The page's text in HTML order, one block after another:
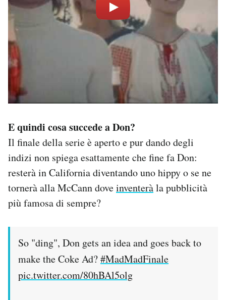
E quindi cosa succede a Don?
Il finale della serie è aperto e pur dando degli
indizi non spiega esattamente che fine fa Don:
resterà in California diventando uno hippy o se ne
tornerà alla McCann doveinventeràla pubblicità
più famosa di sempre?
So "ding", Don gets an idea and goes back to
make the Coke Ad?#MadMadFinale
pic.twitter.com/80hBAl5olg